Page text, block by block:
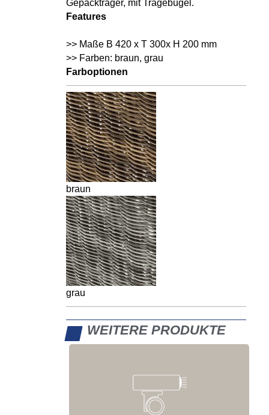
Gepäckträger, mit Tragebügel.
Features
>> Maße B 420 x T 300x H 200 mm
>> Farben: braun, grau
Farboptionen
braun
grau
WEITERE PRODUKTE